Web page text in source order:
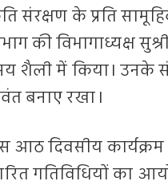
संरक्षण के प्रति
की विभागाध्यक्ष
शैली में किया।
बनाए रखा।
आठ दिवसीय
गतिविधियों का